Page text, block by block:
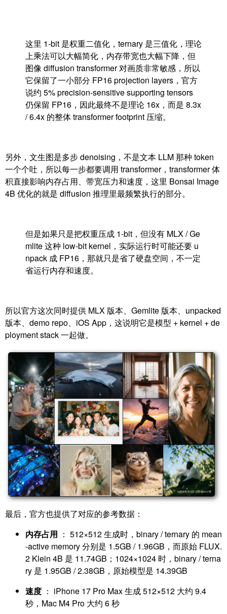
这里 1-bit 是权重二值化，ternary 是三值化，理论
上乘法可以大幅简化，内存带宽也大幅下降，但
图像 diffusion transformer 对画质非常敏感，所以
它保留了一小部分 FP16 projection layers，官方
说约 5% precision-sensitive supporting tensors
仍保留 FP16，因此最终不是理论 16x，而是 8.3x
/ 6.4x 的整体 transformer footprint 压缩。
另外，文生图是多步 denoising，不是文本 LLM 那种 token
一个个吐，所以每一步都要调用 transformer，transformer 体
积直接影响内存占用、带宽压力和速度，这里 Bonsai Image
4B 优化的就是 diffusion 推理里最频繁执行的部分。
但是如果只是把权重压成 1-bit，但没有 MLX / Ge
mlite 这种 low-bit kernel，实际运行时可能还要 u
npack 成 FP16，那就只是省了硬盘空间，不一定
省运行内存和速度。
所以官方这次同时提供 MLX 版本、Gemlite 版本、unpacked
版本、demo repo、iOS App，这说明它是模型 + kernel + de
ployment stack 一起做。
最后，官方也提供了对应的参考数据：
内存占用 ： 512×512 生成时，binary / ternary 的 mean
-active memory 分别是 1.5GB / 1.96GB，而原始 FLUX.
2 Klein 4B 是 11.74GB；1024×1024 时，binary / terna
ry 是 1.95GB / 2.38GB，原始模型是 14.39GB
速度 ： iPhone 17 Pro Max 生成 512×512 大约 9.4
秒，Mac M4 Pro 大约 6 秒